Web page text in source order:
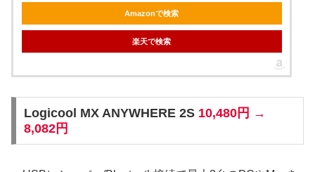
Amazonで検索
楽天で検索
Logicool MX ANYWHERE 2S 10,480円 →
8,082円